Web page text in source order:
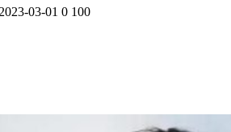
2023-03-01 0 100